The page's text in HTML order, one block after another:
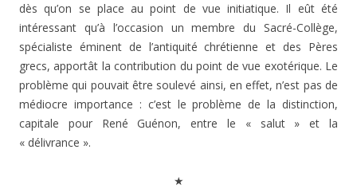
dès qu’on se place au point de vue initiatique. Il eût été
intéressant qu’à l’occasion un membre du Sacré-Collège,
spécialiste éminent de l’antiquité chrétienne et des Pères
grecs, apportât la contribution du point de vue exotérique. Le
problème qui pouvait être soulevé ainsi, en effet, n’est pas de
médiocre importance : c’est le problème de la distinction,
capitale pour René Guénon, entre le « salut » et la
« délivrance ».
★